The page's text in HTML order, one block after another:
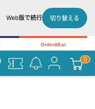
Web版で続行 切り替える
Order&Eat